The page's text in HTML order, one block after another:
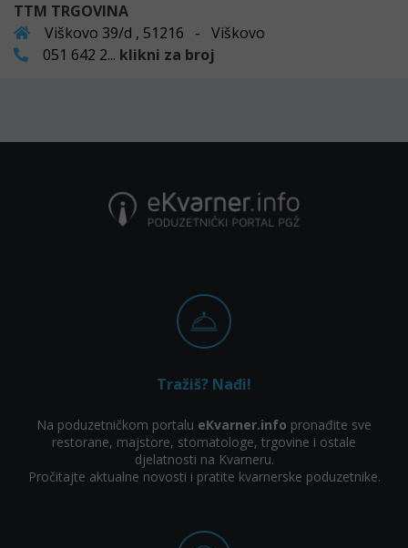
TTM TRGOVINA
Viškovo 39/d , 51216 - Viškovo
051 642 2... klikni za broj
Tražiš? Nađi!
Na poduzetničkom portalu eKvarner.info pronađite sve
restorane, majstore, stomatologe, trgovine i ostale
djelatnosti na Kvarneru.
Pročitajte aktualne novosti i pratite kvarnerske poduzetnike.